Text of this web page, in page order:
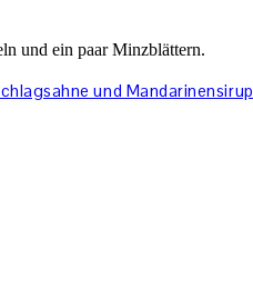
und ein paar Minzblättern.
und Mandarinensirup